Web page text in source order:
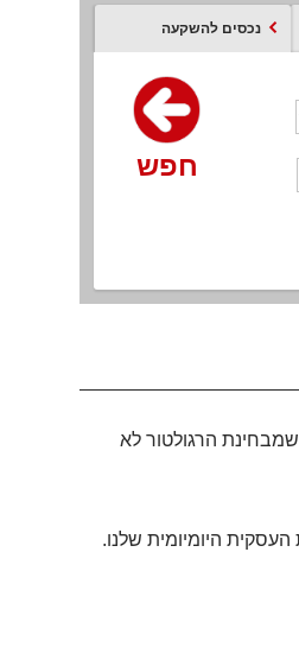
נכסים להשקעה
חפש
חפש
חפש
חפש
חפש
חפש
שמבחינת הרגולטור לא
היומיומית שלנו.